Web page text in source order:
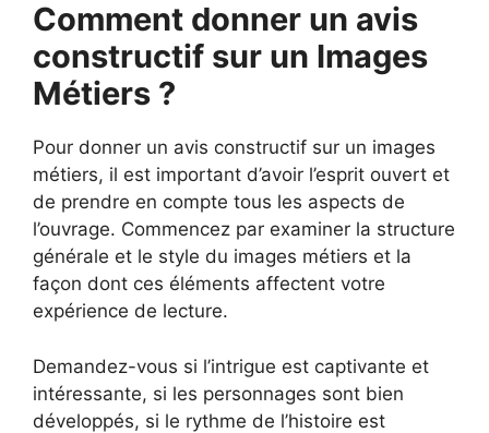
Comment donner un avis
constructif sur un Images
Métiers ?
Pour donner un avis constructif sur un images
métiers, il est important d’avoir l’esprit ouvert et
de prendre en compte tous les aspects de
l’ouvrage. Commencez par examiner la structure
générale et le style du images métiers et la
façon dont ces éléments affectent votre
expérience de lecture.
Demandez-vous si l’intrigue est captivante et
intéressante, si les personnages sont bien
développés, si le rythme de l’histoire est